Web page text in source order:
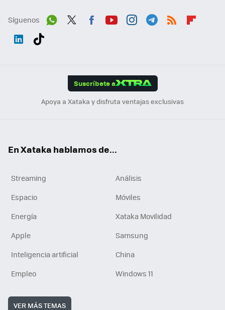
Síguenos
Suscríbete a
Apoya a Xataka y disfruta ventajas exclusivas
En Xataka hablamos de...
Streaming
Análisis
Espacio
Móviles
Energía
Xataka Movilidad
Apple
Samsung
Inteligencia artificial
China
Empleo
Windows 11
VER MÁS TEMAS